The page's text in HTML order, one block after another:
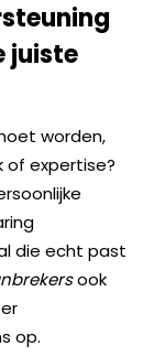
juiste
worden,
of expertise?
die echt past
ook
op.